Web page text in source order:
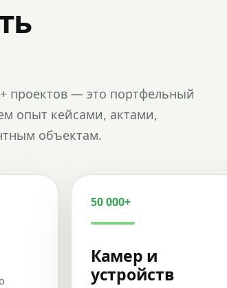
проектов — это портфельный
опыт кейсами, актами,
объектам.
50 000+
Камер и
устройств